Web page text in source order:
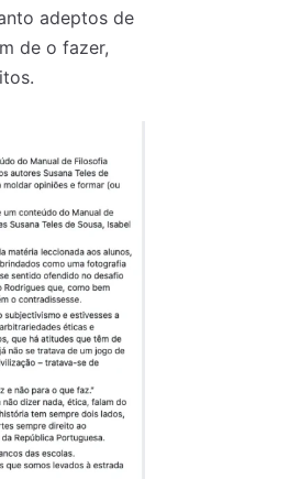
adeptos de
de o fazer,